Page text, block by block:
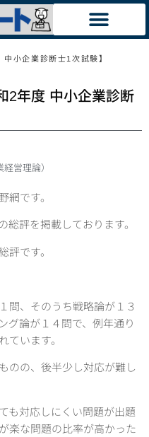
小企業診断士1次試験】
2年度 中小企業診断
営理論）
網です。
総評を掲載しております。
評です。
問、そのうち戦略論が１３
グ論が１４問で、例年通り
ています。
のの、後半少し対応が難し
も対応しにくい問題が出題
楽な問題の比率が高かった